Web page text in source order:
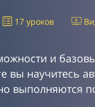
17 уроков
и
вы научитесь
выполняются